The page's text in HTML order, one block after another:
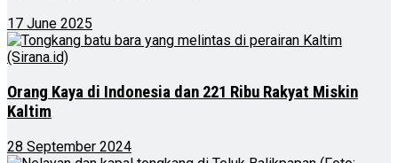
17 June 2025
Orang Kaya di Indonesia dan 221 Ribu Rakyat Miskin
Kaltim
28 September 2024